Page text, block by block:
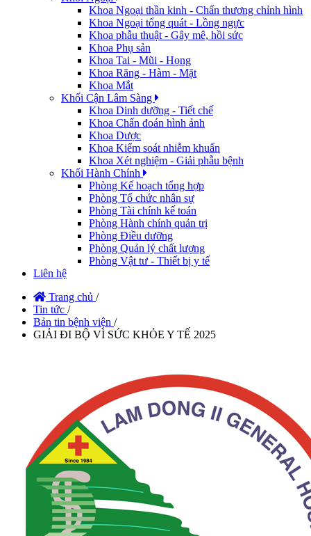
Khoa Ngoại thần kinh - Chấn thương chỉnh hình
Khoa Ngoại tổng quát - Lồng ngực
Khoa phẫu thuật - Gây mê, hồi sức
Khoa Phụ sản
Khoa Tai - Mũi - Họng
Khoa Răng - Hàm - Mặt
Khoa Mắt
Khối Cận Lâm Sàng
Khoa Dinh dưỡng - Tiết chế
Khoa Chẩn đoán hình ảnh
Khoa Dược
Khoa Kiểm soát nhiễm khuẩn
Khoa Xét nghiệm - Giải phẫu bệnh
Khối Hành Chính
Phòng Kế hoạch tổng hợp
Phòng Tổ chức nhân sự
Phòng Tài chính kế toán
Phòng Hành chính quản trị
Phòng Điều dưỡng
Phòng Quản lý chất lượng
Phòng Vật tư - Thiết bị y tế
Liên hệ
Trang chủ /
Tin tức /
Bản tin bệnh viện /
GIẢI ĐI BỘ VÌ SỨC KHỎE Y TẾ 2025